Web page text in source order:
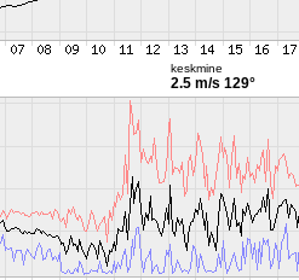
keskmine
2.5 m/s 129°